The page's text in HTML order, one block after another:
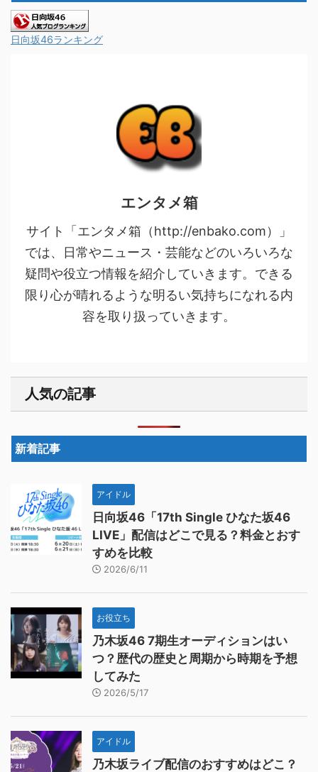
日向坂46ランキング
エンタメ箱
サイト「エンタメ箱（http://enbako.com）」
では、日常やニュース・芸能などのいろいろな
疑問や役立つ情報を紹介していきます。できる
限り心が晴れるような明るい気持ちになれる内
容を取り扱っていきます。
人気の記事
新着記事
アイドル
日向坂46「17th Single ひなた坂46
LIVE」配信はどこで見る？料金とおす
すめを比較
2026/6/11
お役立ち
乃木坂46 7期生オーディションはい
つ？歴代の歴史と周期から時期を予想
してみた
2026/5/17
アイドル
乃木坂ライブ配信のおすすめはどこ？